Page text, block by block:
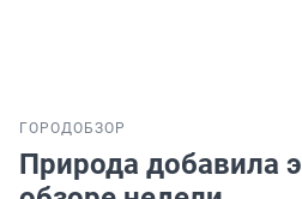
ГОРОДОБЗОР
Природа добавила